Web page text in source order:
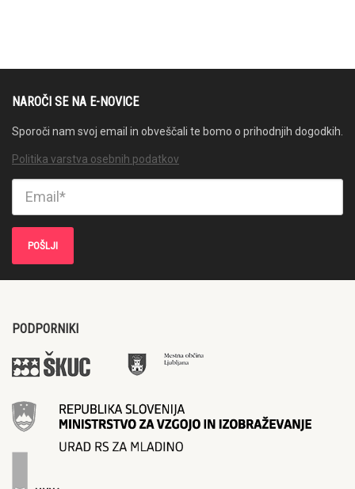
NAROČI SE NA E-NOVICE
Sporoči nam svoj email in obveščali te bomo o prihodnjih dogodkih.
Politika varstva osebnih podatkov
PODPORNIKI